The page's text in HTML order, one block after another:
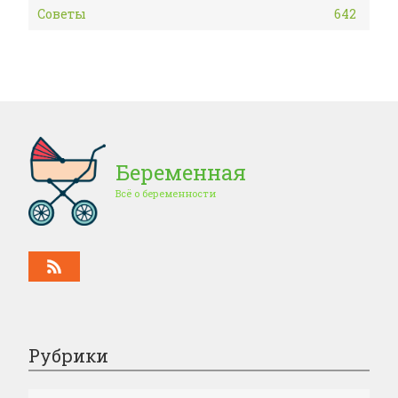
Советы
642
Беременная
Всё о беременности
Рубрики